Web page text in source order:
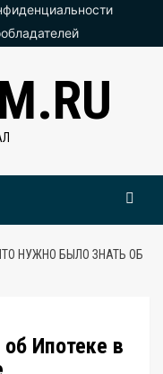
НУЖНО БЫЛО ЗНАТЬ ОБ
Ипотеке в